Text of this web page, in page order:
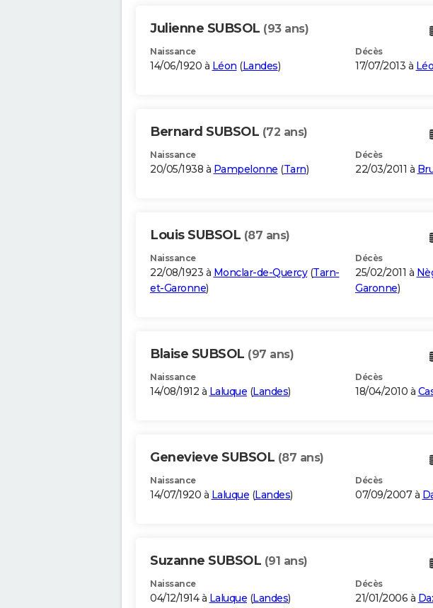
Julienne SUBSOL (93 ans)
Naissance
14/06/1920 à Léon (Landes)
Décès
17/07/2013 à
Bernard SUBSOL (72 ans)
Naissance
20/05/1938 à Pampelonne (Tarn)
Décès
22/03/2011 à
Louis SUBSOL (87 ans)
Naissance
22/08/1923 à Monclar-de-Quercy(Tarn-
et-Garonne)
Décès
25/02/2011 à
Garonne)
Blaise SUBSOL (97 ans)
Naissance
14/08/1912 à Laluque (Landes)
Décès
18/04/2010 à
Genevieve SUBSOL (87 ans)
Naissance
14/07/1920 à Laluque (Landes)
Décès
07/09/2007 à
Suzanne SUBSOL (91 ans)
Naissance
04/12/1914 à Laluque (Landes)
Décès
21/01/2006 à